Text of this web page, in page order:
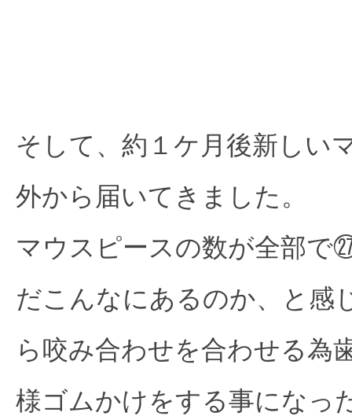
そして、約１ケ月後新しい
外から届いてきました。
マウスピースの数が全部で
だこんなにあるのか、と感
ら咬み合わせを合わせる為
様ゴムかけをする事になっ